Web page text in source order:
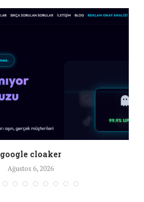
google cloaker
Ağustos 6, 2026